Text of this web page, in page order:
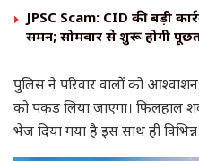
JPSC Scam: CID की बड़ी
समन; सोमवार से शुरू होगी
पुलिस ने परिवार वालों को
को पकड़ लिया जाएगा। फिलहाल
भेज दिया गया है इस साथ ही